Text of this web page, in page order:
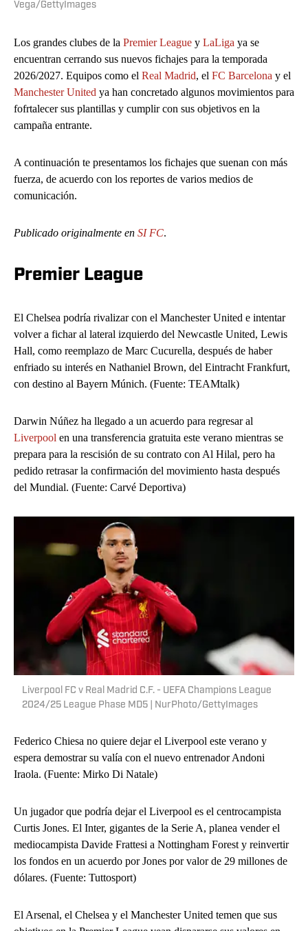
Vega/GettyImages
Los grandes clubes de la Premier League y LaLiga ya se
encuentran cerrando sus nuevos fichajes para la temporada
2026/2027. Equipos como el Real Madrid, el FC Barcelona y el
Manchester United ya han concretado algunos movimientos para
fofrtalecer sus plantillas y cumplir con sus objetivos en la
campaña entrante.
A continuación te presentamos los fichajes que suenan con más
fuerza, de acuerdo con los reportes de varios medios de
comunicación.
Publicado originalmente en SI FC.
Premier League
El Chelsea podría rivalizar con el Manchester United e intentar
volver a fichar al lateral izquierdo del Newcastle United, Lewis
Hall, como reemplazo de Marc Cucurella, después de haber
enfriado su interés en Nathaniel Brown, del Eintracht Frankfurt,
con destino al Bayern Múnich. (Fuente: TEAMtalk)
Darwin Núñez ha llegado a un acuerdo para regresar al
Liverpool en una transferencia gratuita este verano mientras se
prepara para la rescisión de su contrato con Al Hilal, pero ha
pedido retrasar la confirmación del movimiento hasta después
del Mundial. (Fuente: Carvé Deportiva)
Liverpool FC v Real Madrid C.F. - UEFA Champions League
2024/25 League Phase MD5 | NurPhoto/GettyImages
Federico Chiesa no quiere dejar el Liverpool este verano y
espera demostrar su valía con el nuevo entrenador Andoni
Iraola. (Fuente: Mirko Di Natale)
Un jugador que podría dejar el Liverpool es el centrocampista
Curtis Jones. El Inter, gigantes de la Serie A, planea vender el
mediocampista Davide Frattesi a Nottingham Forest y reinvertir
los fondos en un acuerdo por Jones por valor de 29 millones de
dólares. (Fuente: Tuttosport)
El Arsenal, el Chelsea y el Manchester United temen que sus